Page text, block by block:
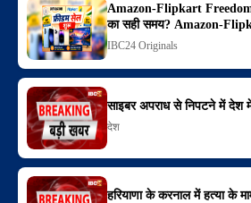
Amazon-Flipkart
का सही समय? Amazon-
IBC24 Originals
साइबर अपराध से निपटने में
देश
हरियाणा के करनाल में हत्या के